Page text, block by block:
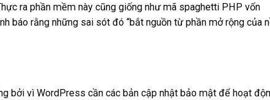
ra phần mềm này cũng giống như mã spaghetti PHP vốn
báo rằng những sai sót đó “bắt nguồn từ phần mở rộng của
bởi vì WordPress cần các bản cập nhật bảo mật để hoạt